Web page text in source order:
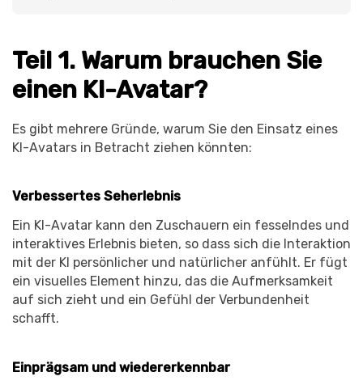
Teil 1. Warum brauchen Sie
einen KI-Avatar?
Es gibt mehrere Gründe, warum Sie den Einsatz eines
KI-Avatars in Betracht ziehen könnten:
Verbessertes Seherlebnis
Ein KI-Avatar kann den Zuschauern ein fesselndes und
interaktives Erlebnis bieten, so dass sich die Interaktion
mit der KI persönlicher und natürlicher anfühlt. Er fügt
ein visuelles Element hinzu, das die Aufmerksamkeit
auf sich zieht und ein Gefühl der Verbundenheit
schafft.
Einprägsam und wiedererkennbar